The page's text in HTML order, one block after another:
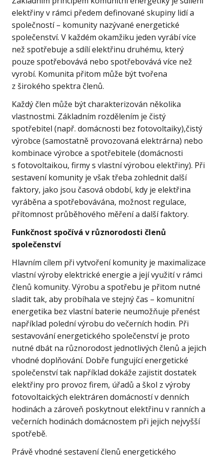
elektřiny v rámci předem definované skupiny lidí a
společností – komunity nazývané energetické
společenství. V každém okamžiku jeden vyrábí více
než spotřebuje a sdílí elektřinu druhému, který
pouze spotřebovává nebo spotřebovává více než
vyrobí. Komunita přitom může být tvořena
z širokého spektra členů.
Každý člen může být charakterizován několika
vlastnostmi. Základním rozdělením je čistý
spotřebitel (např. domácnosti bez fotovoltaiky),čistý
výrobce (samostatně provozovaná elektrárna) nebo
kombinace výrobce a spotřebitele (domácnosti
s fotovoltaikou, firmy s vlastní výrobou elektřiny). Při
sestavení komunity je však třeba zohlednit další
faktory, jako jsou časová období, kdy je elektřina
vyráběna a spotřebovávána, možnost regulace,
přítomnost průběhového měření a další faktory.
Funkčnost spočívá v různorodosti členů
společenství
Hlavním cílem při vytvoření komunity je maximalizace
vlastní výroby elektrické energie a její využití v rámci
členů komunity. Výrobu a spotřebu je přitom nutné
sladit tak, aby probíhala ve stejný čas – komunitní
energetika bez vlastní baterie neumožňuje přenést
například polední výrobu do večerních hodin. Při
sestavování energetického společenství je proto
nutné dbát na různorodost jednotlivých členů a jejich
vhodné doplňování. Dobře fungující energetické
společenství tak například dokáže zajistit dostatek
elektřiny pro provoz firem, úřadů a škol z výroby
fotovoltaických elektráren domácností v denních
hodinách a zároveň poskytnout elektřinu v ranních a
večerních hodinách domácnostem při jejich nejvyšší
spotřebě.
Právě vhodné sestavení členů energetického